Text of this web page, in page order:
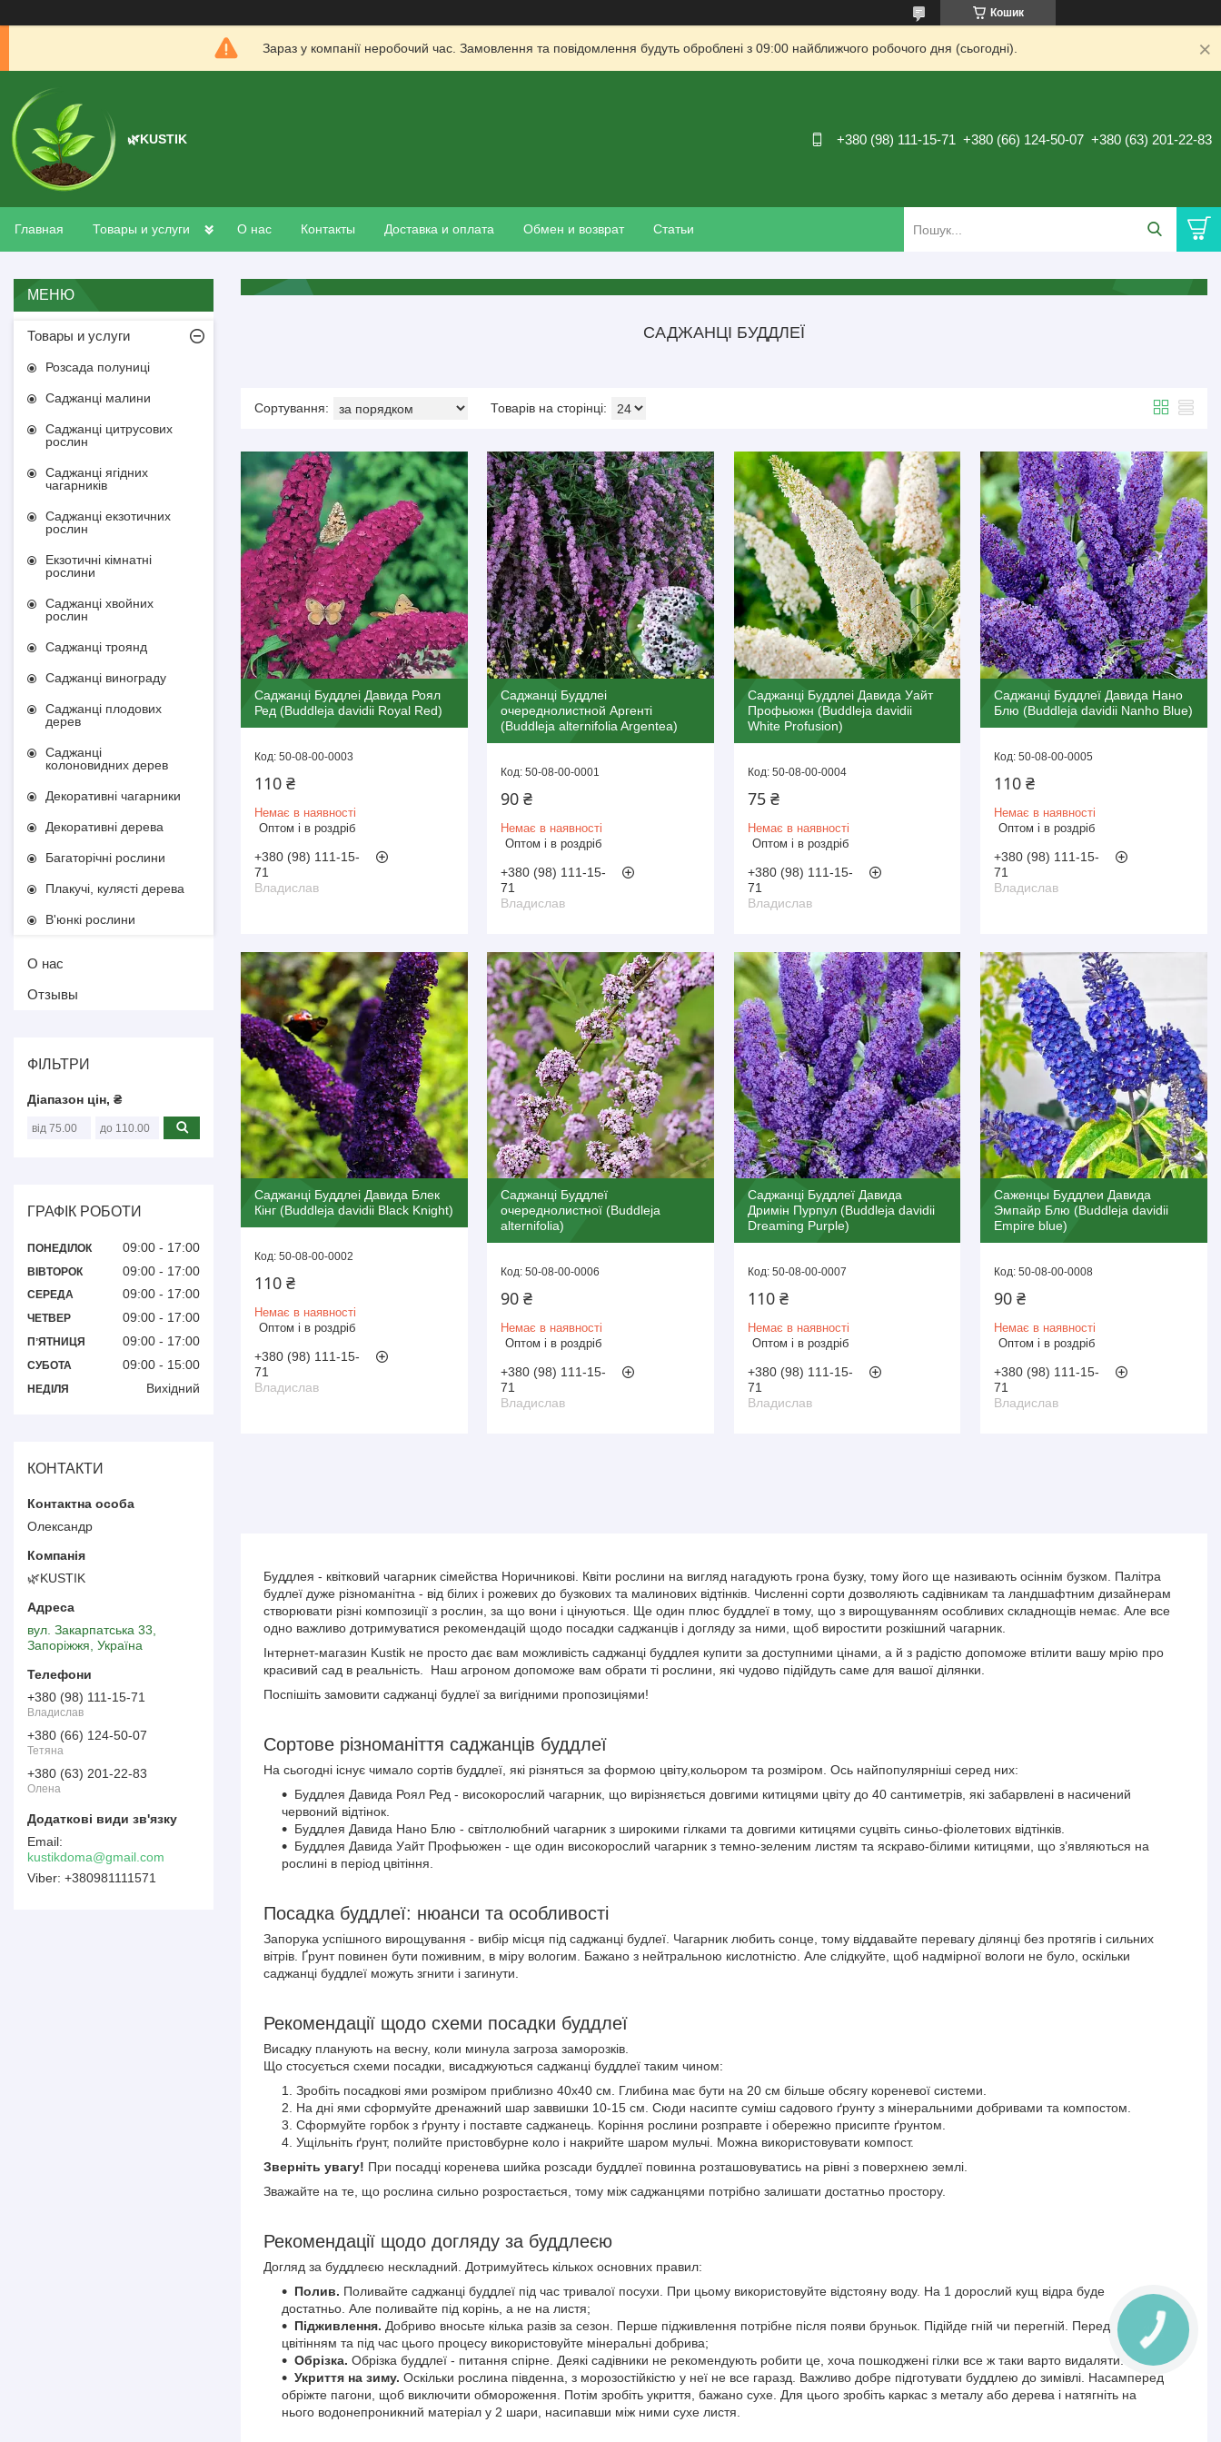
Кошик
Зараз у компанії неробочий час. Замовлення та повідомлення будуть оброблені з 09:00 найближчого робочого дня (сьогодні).
🌿KUSTIK +380 (98) 111-15-71 +380 (66) 124-50-07 +380 (63) 201-22-83
Главная Товары и услуги О нас Контакты Доставка и оплата Обмен и возврат Статьи
САДЖАНЦІ БУДДЛЕЇ
Саджанці Буддлеі Давида Роял
Ред (Buddleja davidii Royal Red)
50-08-00-0003
110 ₴
Немає в наявності
Оптом і в роздріб
+380 (98) 111-15-
71
Владислав
Саджанці Буддлеі
очереднолистной Аргенті
(Buddleja alternifolia Argentea)
50-08-00-0001
90 ₴
Немає в наявності
Оптом і в роздріб
+380 (98) 111-15-
71
Владислав
Саджанці Буддлеі Давида Уайт
Профьюжн (Buddleja davidii
White Profusion)
50-08-00-0004
75 ₴
Немає в наявності
Оптом і в роздріб
+380 (98) 111-15-
71
Владислав
Саджанці Буддлеї Давида Нано
Блю (Buddleja davidii Nanho Blue)
50-08-00-0005
110 ₴
Немає в наявності
Оптом і в роздріб
+380 (98) 111-15-
71
Владислав
Саджанці Буддлеі Давида Блек
Кінг (Buddleja davidii Black Knight)
50-08-00-0002
110 ₴
Немає в наявності
Оптом і в роздріб
+380 (98) 111-15-
71
Владислав
Саджанці Буддлеї
очереднолистної (Buddleja
alternifolia)
50-08-00-0006
90 ₴
Немає в наявності
Оптом і в роздріб
+380 (98) 111-15-
71
Владислав
Саджанці Буддлеї Давида
Дримін Пурпул (Buddleja davidii
Dreaming Purple)
50-08-00-0007
110 ₴
Немає в наявності
Оптом і в роздріб
+380 (98) 111-15-
71
Владислав
Саженцы Буддлеи Давида
Эмпайр Блю (Buddleja davidii
Empire blue)
50-08-00-0008
90 ₴
Немає в наявності
Оптом і в роздріб
+380 (98) 111-15-
71
Владислав
Буддлея - квітковий чагарник сімейства Норичникові. Квіти рослини на вигляд нагадують грона бузку, тому його ще називають осіннім бузком. Палітра
будлеї дуже різноманітна - від білих і рожевих до бузкових та малинових відтінків. Численні сорти дозволяють садівникам та ландшафтним дизайнерам
створювати різні композиції з рослин, за що вони і цінуються. Ще один плюс буддлеї в тому, що з вирощуванням особливих складнощів немає. Але все
одно важливо дотримуватися рекомендацій щодо посадки саджанців і догляду за ними, щоб виростити розкішний чагарник.
Інтернет-магазин Kustik не просто дає вам можливість саджанці буддлея купити за доступними цінами, а й з радістю допоможе втілити вашу мрію про
красивий сад в реальність. Наш агроном допоможе вам обрати ті рослини, які чудово підійдуть саме для вашої ділянки.
Поспішіть замовити саджанці будлеї за вигідними пропозиціями!
Сортове різноманіття саджанців буддлеї
На сьогодні існує чимало сортів буддлеї, які різняться за формою цвіту,кольором та розміром. Ось найпопулярніші серед них:
Буддлея Давида Роял Ред - високорослий чагарник, що вирізняється довгими китицями цвіту до 40 сантиметрів, які забарвлені в насичений
червоний відтінок.
Буддлея Давида Нано Блю - світлолюбний чагарник з широкими гілками та довгими китицями суцвіть синьо-фіолетових відтінків.
Буддлея Давида Уайт Профьюжен - ще один високорослий чагарник з темно-зеленим листям та яскраво-білими китицями, що з’являються на
рослині в період цвітіння.
Посадка буддлеї: нюанси та особливості
Запорука успішного вирощування - вибір місця під саджанці будлеї. Чагарник любить сонце, тому віддавайте перевагу ділянці без протягів і сильних
вітрів. Ґрунт повинен бути поживним, в міру вологим. Бажано з нейтральною кислотністю. Але слідкуйте, щоб надмірної вологи не було, оскільки
саджанці буддлеї можуть згнити і загинути.
Рекомендації щодо схеми посадки буддлеї
Висадку планують на весну, коли минула загроза заморозків.
Що стосується схеми посадки, висаджуються саджанці буддлеї таким чином:
Зробіть посадкові ями розміром приблизно 40х40 см. Глибина має бути на 20 см більше обсягу кореневої системи.
На дні ями сформуйте дренажний шар заввишки 10-15 см. Сюди насипте суміш садового ґрунту з мінеральними добривами та компостом.
Сформуйте горбок з ґрунту і поставте саджанець. Коріння рослини розправте і обережно присипте ґрунтом.
Ущільніть ґрунт, полийте пристовбурне коло і накрийте шаром мульчі. Можна використовувати компост.
Зверніть увагу! При посадці коренева шийка розсади буддлеї повинна розташовуватись на рівні з поверхнею землі.
Зважайте на те, що рослина сильно розростається, тому між саджанцями потрібно залишати достатньо простору.
Рекомендації щодо догляду за буддлеєю
Догляд за буддлеєю нескладний. Дотримуйтесь кількох основних правил:
Полив. Поливайте саджанці буддлеї під час тривалої посухи. При цьому використовуйте відстояну воду. На 1 дорослий кущ відра буде
достатньо. Але поливайте під корінь, а не на листя;
Підживлення. Добриво вносьте кілька разів за сезон. Перше підживлення потрібне після появи бруньок. Підійде гній чи перегній. Перед
цвітінням та під час цього процесу використовуйте мінеральні добрива;
Обрізка. Обрізка буддлеї - питання спірне. Деякі садівники не рекомендують робити це, хоча пошкоджені гілки все ж таки варто видаляти.
Укриття на зиму. Оскільки рослина південна, з морозостійкістю у неї не все гаразд. Важливо добре підготувати буддлею до зимівлі. Насамперед
обріжте пагони, щоб виключити обмороження. Потім зробіть укриття, бажано сухе. Для цього зробіть каркас з металу або дерева і натягніть на
нього водонепроникний матеріал у 2 шари, насипавши між ними сухе листя.
Товары и услуги
Розсада полуниці
Саджанці малини
Саджанці цитрусових
рослин
Саджанці ягідних
чагарників
Саджанці екзотичних
рослин
Екзотичні кімнатні
рослини
Саджанці хвойних
рослин
Саджанці троянд
Саджанці винограду
Саджанці плодових
дерев
Саджанці
колоновидних дерев
Декоративні чагарники
Декоративні дерева
Багаторічні рослини
Плакучі, кулясті дерева
В'юнкі рослини
О нас
Отзывы
ФІЛЬТРИ
Діапазон цін, ₴
ГРАФІК РОБОТИ
ПОНЕДІЛОК 09:00 17:00
ВІВТОРОК 09:00 17:00
СЕРЕДА 09:00 17:00
ЧЕТВЕР 09:00 17:00
ПʼЯТНИЦЯ 09:00 17:00
СУБОТА 09:00 15:00
НЕДІЛЯ Вихідний
КОНТАКТИ
Олександр
🌿KUSTIK
вул. Закарпатська 33,
Запоріжжя, Україна
+380 (98) 111-15-71
Владислав
+380 (66) 124-50-07
Тетяна
+380 (63) 201-22-83
Олена
kustikdoma@gmail.com
+380981111571